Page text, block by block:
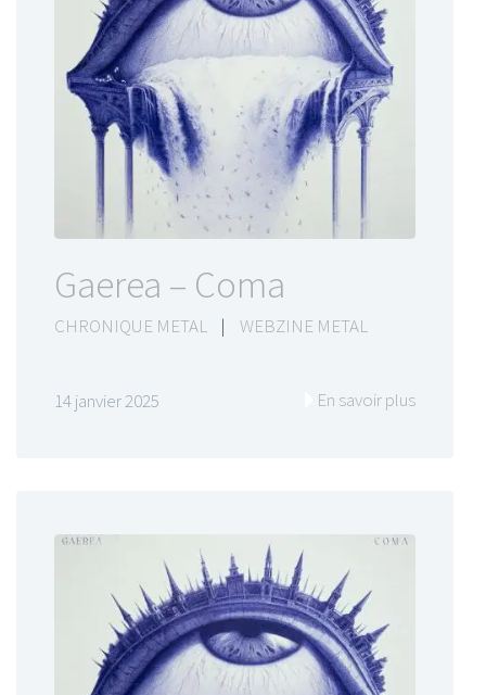
Gaerea – Coma
CHRONIQUE METAL | WEBZINE METAL
14 janvier 2025 En savoir plus